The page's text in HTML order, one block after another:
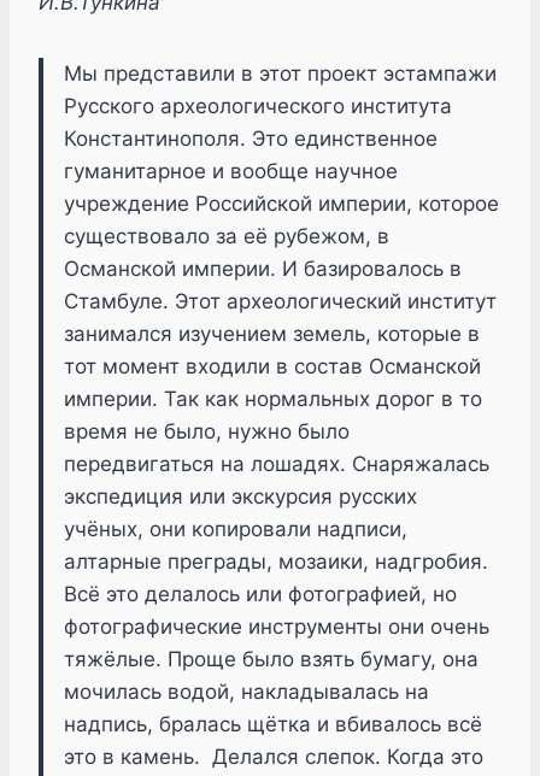
Мы представили в этот проект эстампажи
Русского археологического института
Константинополя. Это единственное
гуманитарное и вообще научное
учреждение Российской империи, которое
существовало за её рубежом, в
Османской империи. И базировалось в
Стамбуле. Этот археологический институт
занимался изучением земель, которые в
тот момент входили в состав Османской
империи. Так как нормальных дорог в то
время не было, нужно было
передвигаться на лошадях. Снаряжалась
экспедиция или экскурсия русских
учёных, они копировали надписи,
алтарные преграды, мозаики, надгробия.
Всё это делалось или фотографией, но
фотографические инструменты они очень
тяжёлые. Проще было взять бумагу, она
мочилась водой, накладывалась на
надпись, бралась щётка и вбивалось всё
это в камень. Делался слепок. Когда это